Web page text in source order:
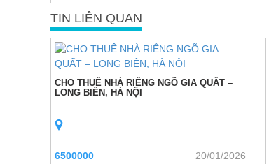
TIN LIÊN QUAN
CHO THUÊ NHÀ RIÊNG NGÕ GIA QUẤT –
LONG BIÊN, HÀ NỘI
6500000 20/01/2026